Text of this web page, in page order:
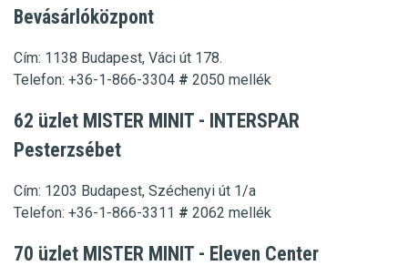
Bevásárlóközpont
Cím: 1138 Budapest, Váci út 178.
Telefon: +36-1-866-3304 # 2050 mellék
62 üzlet MISTER MINIT - INTERSPAR
Pesterzsébet
Cím: 1203 Budapest, Széchenyi út 1/a
Telefon: +36-1-866-3311 # 2062 mellék
70 üzlet MISTER MINIT - Eleven Center